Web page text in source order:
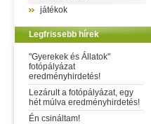
játékok
Legfrissebb hírek
"Gyerekek és Állatok"
fotópályázat
eredményhirdetés!
Lezárult a fotópályázat, egy
hét múlva eredményhirdetés!
Én csináltam!